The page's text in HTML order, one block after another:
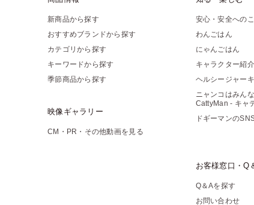
新商品から探す
おすすめブランドから探す
カテゴリから探す
キーワードから探す
季節商品から探す
映像ギャラリー
CM・PR・その他動画を見る
安心・安全への
わんごはん
にゃんごはん
キャラクター紹介
ヘルシージャー
ニャンコはみん
CattyMan - キャ
ドギーマンの
お客様窓口・Q
Q＆Aを探す
お問い合わせ